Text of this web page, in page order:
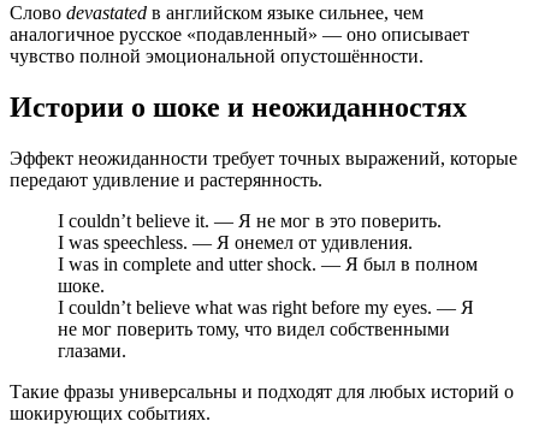
Слово devastated в английском языке сильнее, чем
аналогичное русское «подавленный» — оно описывает
чувство полной эмоциональной опустошённости.
Истории о шоке и неожиданностях
Эффект неожиданности требует точных выражений, которые
передают удивление и растерянность.
I couldn’t believe it. — Я не мог в это поверить.
I was speechless. — Я онемел от удивления.
I was in complete and utter shock. — Я был в полном
шоке.
I couldn’t believe what was right before my eyes. — Я
не мог поверить тому, что видел собственными
глазами.
Такие фразы универсальны и подходят для любых историй о
шокирующих событиях.